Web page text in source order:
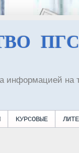
ПГС
информацией
КУРСОВЫЕ